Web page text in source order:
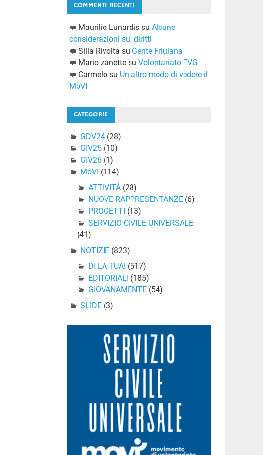
COMMENTI RECENTI
Maurilio Lunardissu Alcune
considerazioni sui diritti
Silia Rivolta su Gente Friulana
Mario zanettesu Volontariato FVG
Carmelosu Un altro modo di vedere il
MoVI
CATEGORIE
GDV24(28)
GIV25(10)
GIV26(1)
MoVI (114)
ATTIVITÀ(28)
NUOVE RAPPRESENTANZE(6)
PROGETTI (13)
SERVIZIO CIVILE UNIVERSALE
(41)
NOTIZIE(823)
DI LA TUA! (517)
EDITORIALI (185)
GIOVANAMENTE(54)
SLIDE(3)